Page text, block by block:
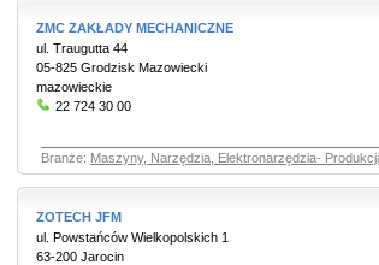
ZMC ZAKŁADY MECHANICZNE
ul. Traugutta 44
05-825 Grodzisk Mazowiecki
mazowieckie
22 724 30 00
Branże: Maszyny, Narzędzia, Elektronarzędzia-
ZOTECH JFM
ul. Powstańców Wielkopolskich 1
63-200 Jarocin